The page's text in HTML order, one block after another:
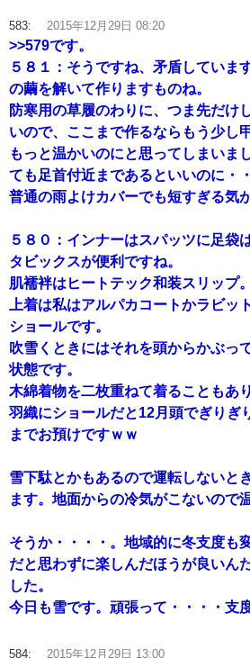
583: 2015年12月29日 08:20
>>579です。
５８１：そうですね、矛盾していま
の繭を解いて作りますものね。
防寒用の草履のわりに、つま先だけ
いので、ここまで作るならもう少し
もっと温かいのにと思ってしまいま
ても足首付近まであるといいのに・
普通の雨よけカバーでも短すぎる気
５８０：インナーはスパッツに足袋
タビックスが便利ですね。
肌襦袢はヒートテック和装スリップ。
上着は私はアルパカコートかラビッ
ショールです。
吹雪くときにはそれを頭からかぶっ
状態です。
木綿着物を二枚重ねて着ることもあ
羽織にショールだと12月頭でぎりぎ
までお預けですｗｗ
雪下駄とかもあるので運転しないと
ます。地面からの冷気がこないので
そうか・・・・。地域的に冬支度も
だと思わずに楽しんだほうが良いん
した。
今日も雪です。頑張って・・・・支
584: 2015年12月29日 13:00